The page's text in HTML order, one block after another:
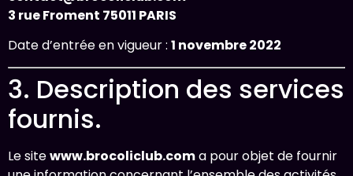
3 rue Froment 75011 PARIS
Date d’entrée en vigueur : 1 novembre 2022
3. Description des services
fournis.
Le sitewww.brocoliclub.coma pour objet de fournir